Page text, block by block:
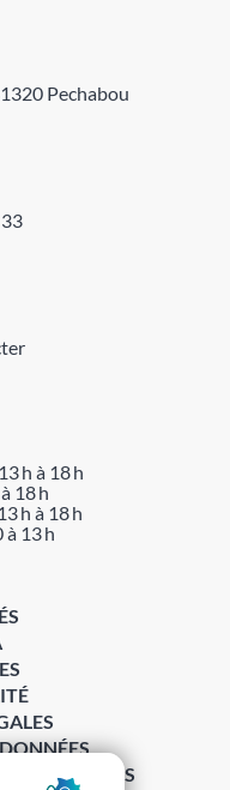
Pechabou
h à 18 h
18 h
h à 18 h
à 13 h
DES COOKIES